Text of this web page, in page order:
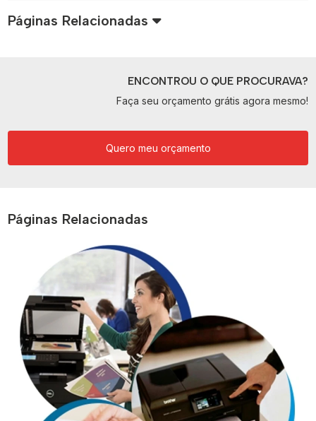
Páginas Relacionadas
ENCONTROU O QUE PROCURAVA?
Faça seu orçamento grátis agora mesmo!
Quero meu orçamento
Páginas Relacionadas